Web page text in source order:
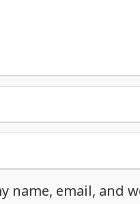
name, email, and